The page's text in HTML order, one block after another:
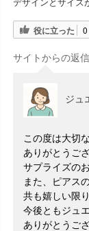
デザインとサイズ
役に立った 0
サイトからの返信
ジュ
この度は大切
ありがとうご
サプライズの
また、ピアス
共も嬉しい限
今後ともジュ
ありがとうご